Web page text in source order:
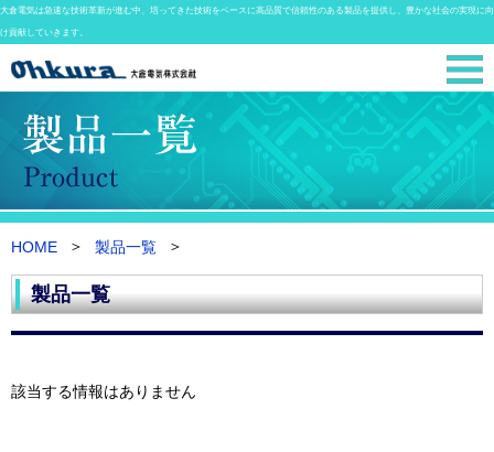
大倉電気は急速な技術革新が進む中、培ってきた技術をベースに高品質で信頼性のある製品を提供し、豊かな社会の実現に向
け貢献していきます。
HOME 製品一覧
製品一覧
該当する情報はありません